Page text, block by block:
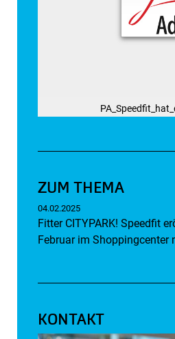
ZUM THEMA
04.02.2025
Fitter CITYPARK! Speedfit
Februar im Shoppingcenter
KONTAKT